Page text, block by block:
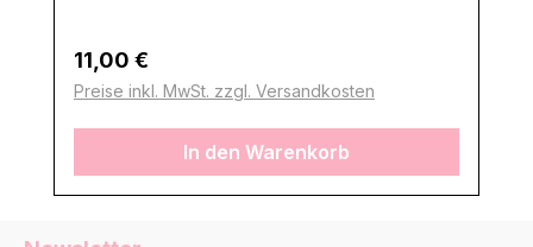
Regulärer Preis:
11,00 €
Preise inkl. MwSt. zzgl. Versandkosten
In den Warenkorb